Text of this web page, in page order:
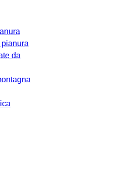
pianura
da